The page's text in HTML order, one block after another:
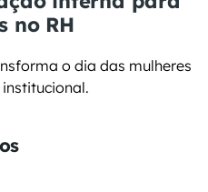
no RH
o dia das mulheres